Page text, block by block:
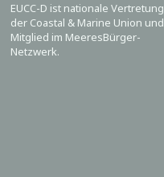
EUCC-D ist nationale Vertretung
der Coastal & Marine Union und
Mitglied im MeeresBürger-
Netzwerk.